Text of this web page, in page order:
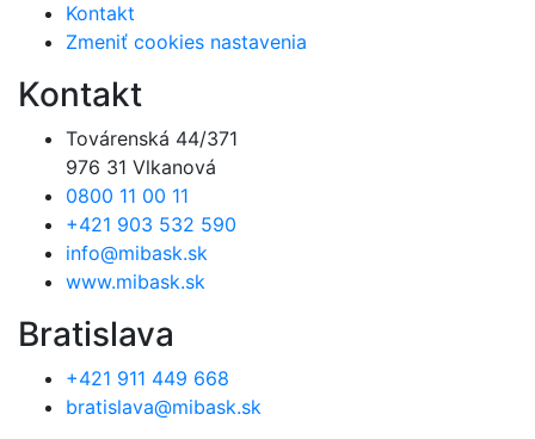
Kontakt
Zmeniť cookies nastavenia
Kontakt
Továrenská 44/371
976 31 Vlkanová
0800 11 00 11
+421 903 532 590
info@mibask.sk
www.mibask.sk
Bratislava
+421 911 449 668
bratislava@mibask.sk